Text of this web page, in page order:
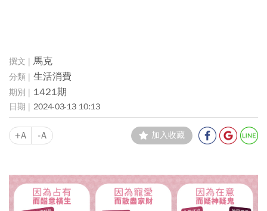
馬克
生活消費
1421期
2024-03-13 10:13
+A -A 加入收藏